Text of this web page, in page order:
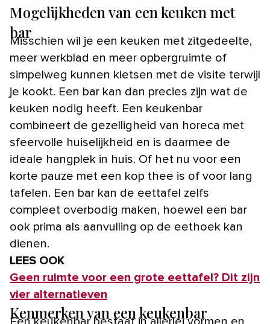
Mogelijkheden van een keuken met
bar
Misschien wil je een keuken met zitgedeelte,
meer werkblad en meer opbergruimte of
simpelweg kunnen kletsen met de visite terwijl
je kookt. Een bar kan dan precies zijn wat de
keuken nodig heeft. Een keukenbar
combineert de gezelligheid van horeca met
sfeervolle huiselijkheid en is daarmee de
ideale hangplek in huis. Of het nu voor een
korte pauze met een kop thee is of voor lang
tafelen. Een bar kan de eettafel zelfs
compleet overbodig maken, hoewel een bar
ook prima als aanvulling op de eethoek kan
dienen.
LEES OOK
Geen ruimte voor een grote eettafel? Dit zijn
vier alternatieven
Kenmerken van een keukenbar
Een keukenbar bestaat in allerlei vormen en